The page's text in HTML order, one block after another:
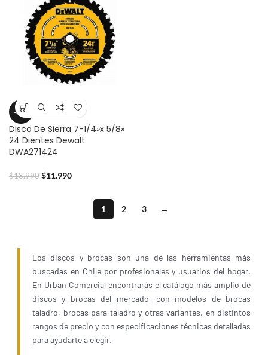
-37%
Disco De Sierra 7-1/4»x 5/8»
24 Dientes Dewalt
DWA271424
$18.990 $11.990
1 2 3 →
Los discos y brocas son una de las herramientas más
buscadas en Chile por profesionales y usuarios del hogar.
En Urban Comercial encontrarás el catálogo más amplio de
discos y brocas del mercado, con modelos de brocas
taladro, brocas para taladro y otras variantes, en distintos
rangos de precio y con especificaciones técnicas detalladas
para ayudarte a elegir.